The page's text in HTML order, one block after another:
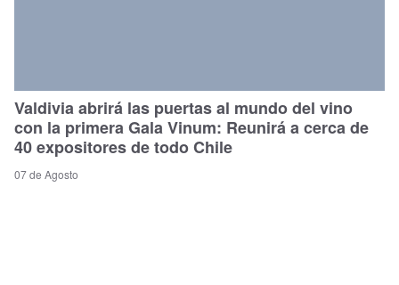
Valdivia abrirá las puertas al mundo del vino
con la primera Gala Vinum: Reunirá a cerca de
40 expositores de todo Chile
07 de Agosto